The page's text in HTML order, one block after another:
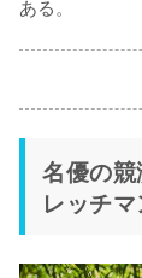
名優の
レッチマ